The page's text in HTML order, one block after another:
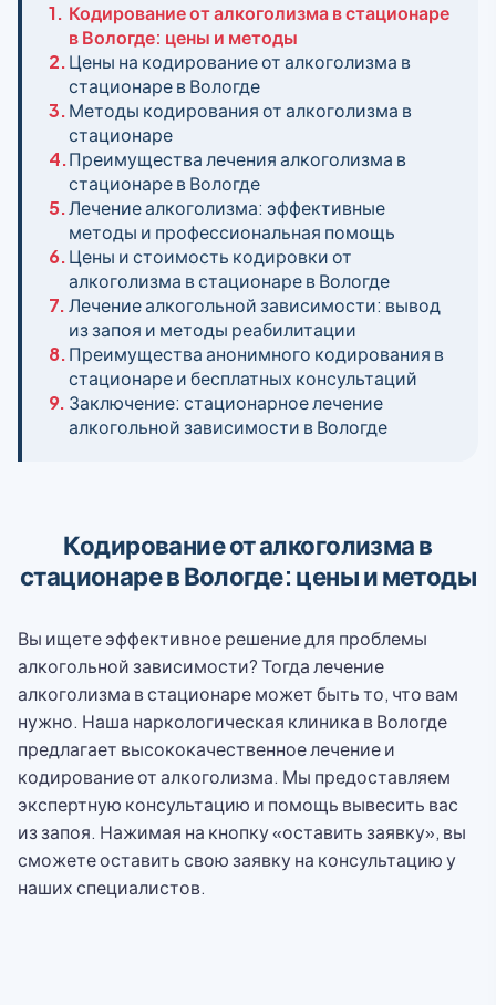
1. Кодирование от алкоголизма в стационаре
в Вологде: цены и методы
2.Цены на кодирование от алкоголизма в
стационаре в Вологде
3.Методы кодирования от алкоголизма в
стационаре
4.Преимущества лечения алкоголизма в
стационаре в Вологде
5.Лечение алкоголизма: эффективные
методы и профессиональная помощь
6.Цены и стоимость кодировки от
алкоголизма в стационаре в Вологде
7.Лечение алкогольной зависимости: вывод
из запоя и методы реабилитации
8.Преимущества анонимного кодирования в
стационаре и бесплатных консультаций
9. Заключение: стационарное лечение
алкогольной зависимости в Вологде
Кодирование от алкоголизма в
стационаре в Вологде: цены и методы
Вы ищете эффективное решение для проблемы
алкогольной зависимости? Тогда лечение
алкоголизма в стационаре может быть то, что вам
нужно. Наша наркологическая клиника в Вологде
предлагает высококачественное лечение и
кодирование от алкоголизма. Мы предоставляем
экспертную консультацию и помощь вывесить вас
из запоя. Нажимая на кнопку «оставить заявку», вы
сможете оставить свою заявку на консультацию у
наших специалистов.